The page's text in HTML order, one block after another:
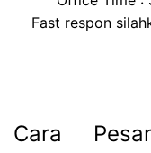
Fast respon
Cara